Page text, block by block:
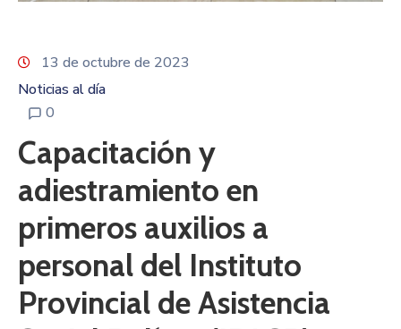
13 de octubre de 2023
Noticias al día
0
Capacitación y
adiestramiento en
primeros auxilios a
personal del Instituto
Provincial de Asistencia